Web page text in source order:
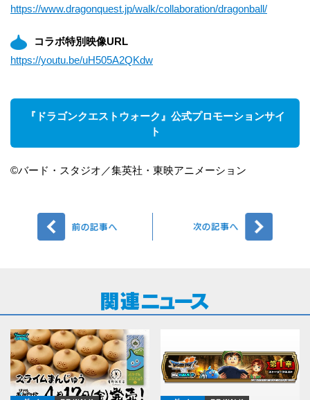
https://www.dragonquest.jp/walk/collaboration/dragonball/
コラボ特別映像URL
https://youtu.be/uH505A2QKdw
『ドラゴンクエストウォーク』公式プロモーションサイ
ト
©バード・スタジオ／集英社・東映アニメーション